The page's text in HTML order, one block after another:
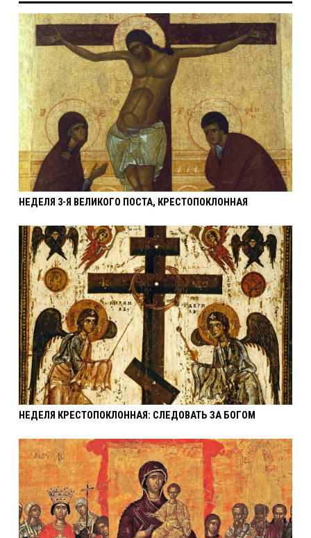
НЕДЕЛЯ 3-Я ВЕЛИКОГО ПОСТА, КРЕСТОПОКЛОННАЯ
НЕДЕЛЯ КРЕСТОПОКЛОННАЯ: СЛЕДОВАТЬ ЗА БОГОМ